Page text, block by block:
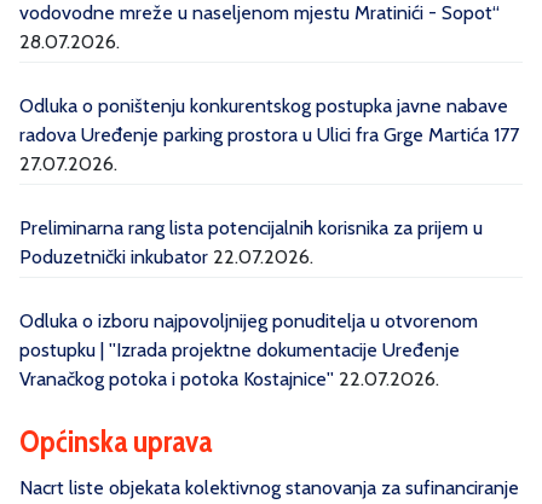
vodovodne mreže u naseljenom mjestu Mratinići - Sopot“
28.07.2026.
Odluka o poništenju konkurentskog postupka javne nabave
radova Uređenje parking prostora u Ulici fra Grge Martića 177
27.07.2026.
Preliminarna rang lista potencijalnih korisnika za prijem u
Poduzetnički inkubator 22.07.2026.
Odluka o izboru najpovoljnijeg ponuditelja u otvorenom
postupku | ''Izrada projektne dokumentacije Uređenje
Vranačkog potoka i potoka Kostajnice'' 22.07.2026.
Općinska uprava
Nacrt liste objekata kolektivnog stanovanja za sufinanciranje